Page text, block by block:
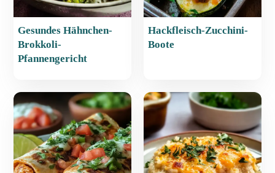
Gesundes Hähnchen-
Brokkoli-
Pfannengericht
Hackfleisch-Zucchini-
Boote